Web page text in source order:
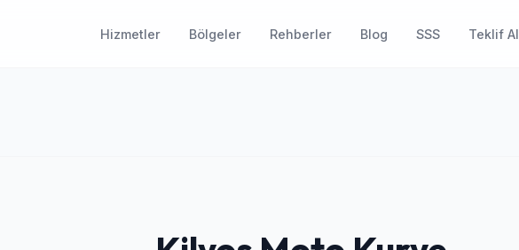
Hizmetler Bölgeler Rehberler Blog SSS Teklif Al